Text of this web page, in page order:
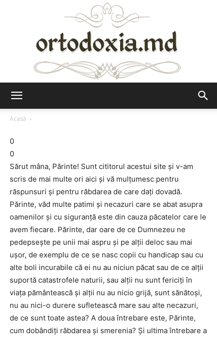
Acasă
0
0
Sărut mâna, Părinte! Sunt cititorul acestui site şi v-am
scris de mai multe ori aici şi vă mulţumesc pentru
răspunsuri şi pentru răbdarea de care daţi dovadă.
Părinte, văd multe patimi şi necazuri care se abat asupra
oamenilor şi cu siguranţă este din cauza păcatelor care le
avem fiecare. Părinte, dar oare de ce Dumnezeu ne
pedepseşte pe unii mai aspru şi pe alţii deloc sau mai
uşor, de exemplu de ce se nasc copii cu handicap sau cu
alte boli incurabile că ei nu au niciun păcat sau de ce alţii
suportă catastrofele naturii, sau alţii nu sunt fericiţi în
viaţa pământească şi alţii nu au nicio grijă, sunt sănătoşi,
nu au nici-o durere sufletească mare sau alte necazuri,
de ce sunt toate astea? A doua întrebare este, Părinte,
cum dobândiţi răbdarea şi smerenia? Şi ultima întrebare a